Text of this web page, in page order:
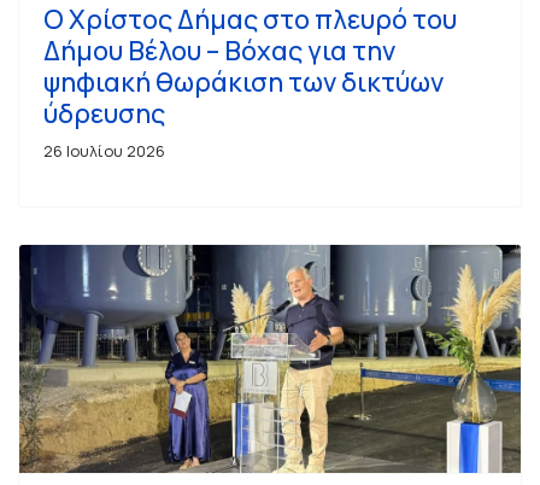
Ο Χρίστος Δήμας στο πλευρό του
Δήμου Βέλου – Βόχας για την
ψηφιακή θωράκιση των δικτύων
ύδρευσης
26 Ιουλίου 2026